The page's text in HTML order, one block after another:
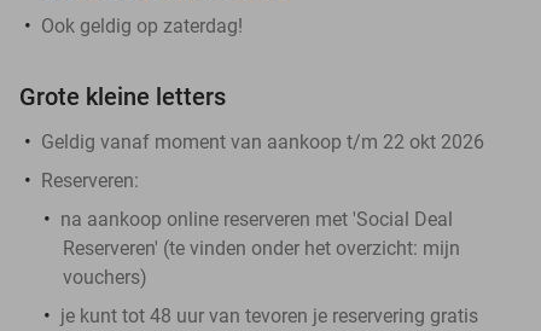
Ook geldig op zaterdag!
Grote kleine letters
Geldig vanaf moment van aankoop t/m 22 okt 2026
Reserveren:
na aankoop online reserveren met 'Social Deal
Reserveren' (te vinden onder het overzicht: mijn
vouchers)
je kunt tot 48 uur van tevoren je reservering gratis